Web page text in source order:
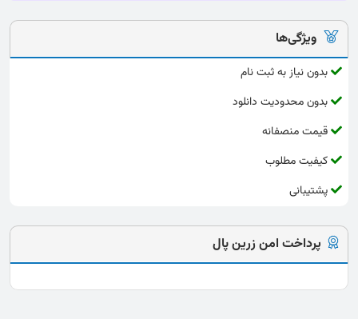
ویژگی‌ها
بدون نیاز به ثبت نام
بدون محدودیت دانلود
قیمت منصفانه
کیفیت مطلوب
پشتیبانی
پرداخت امن زرین پال